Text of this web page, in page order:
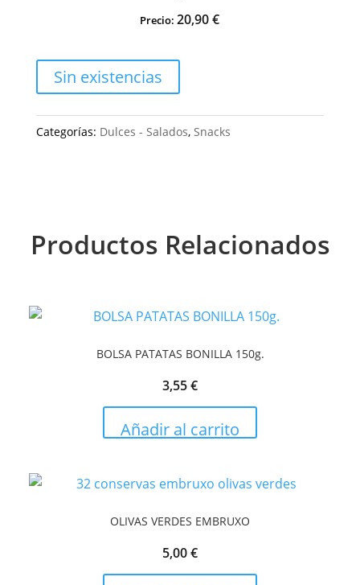
Precio:20,90€
Sin existencias
Categorías: Dulces - Salados, Snacks
Productos Relacionados
BOLSA PATATAS BONILLA 150g.
3,55€
Añadir al carrito
OLIVAS VERDES EMBRUXO
5,00€